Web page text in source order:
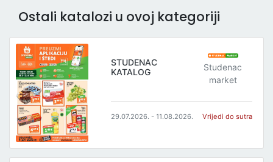
Ostali katalozi u ovoj kategoriji
STUDENAC
KATALOG
Studenac
market
29.07.2026. - 11.08.2026. Vrijedi do sutra